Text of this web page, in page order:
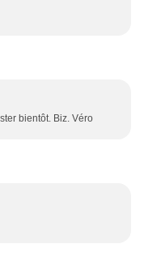
bientôt. Biz. Véro